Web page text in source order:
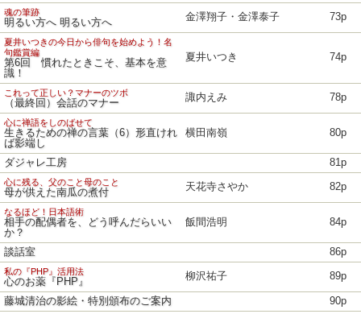
魂の筆跡
明るい方へ 明るい方へ 金澤翔子・金澤泰子 73p
夏井いつきの今日から俳句を始めよう！名
句鑑賞編
第6回 慣れたときこそ、基本を意
識！
夏井いつき 74p
これって正しい？マナーのツボ
（最終回）会話のマナー 諏内えみ 78p
心に禅語をしのばせて
生きるための禅の言葉（6）形直けれ
ば影端し
横田南嶺 80p
ダジャレ工房 81p
心に残る、父のこと母のこと
母が供えた南瓜の煮付 天花寺さやか 82p
なるほど！日本語術
相手の配偶者を、どう呼んだらいい
か？
飯間浩明 84p
談話室 86p
私の『PHP』活用法
心のお薬『PHP』 柳沢祐子 89p
藤城清治の影絵・特別頒布のご案内 90p